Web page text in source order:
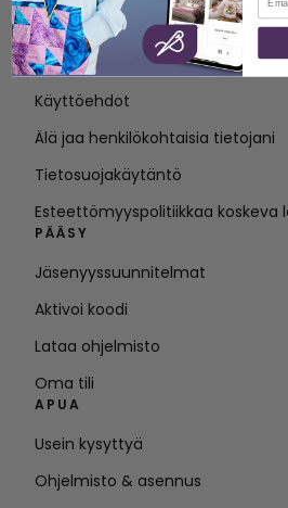
Tietoja SVP Worldwide -
Ota yhteyttä
Käyttöehdot
Älä jaa henkilökohtaisia tietojani
Tietosuojakäytäntö
Esteettömyyspolitiikkaa koskeva
PÄÄSY
Jäsenyyssuunnitelmat
Aktivoi koodi
Lataa ohjelmisto
Oma tili
APUA
Usein kysyttyä
Ohjelmisto & asennus